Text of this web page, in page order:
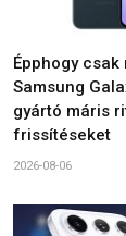
Épphogy
Samsung
gyártó máris
frissítéseket
2026-08-06